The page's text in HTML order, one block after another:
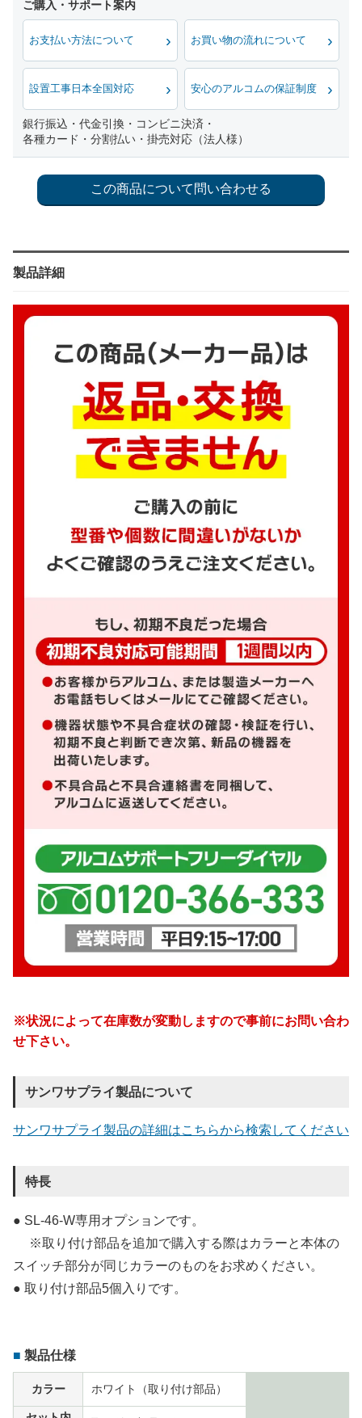
お支払い方法について お買い物の流れについて
設置工事日本全国対応 安心のアルコムの保証制度
銀行振込・代金引換・コンビニ決済・
各種カード・分割払い・掛売対応（法人様）
製品詳細
※状況によって在庫数が変動しますので事前にお問い合わ
せ下さい。
サンワサプライ製品について
サンワサプライ製品の詳細はこちらから検索してください
特長
● SL-46-W専用オプションです。
※取り付け部品を追加で購入する際はカラーと本体の
スイッチ部分が同じカラーのものをお求めください。
● 取り付け部品5個入りです。
製品仕様
カラー ホワイト（取り付け部品）